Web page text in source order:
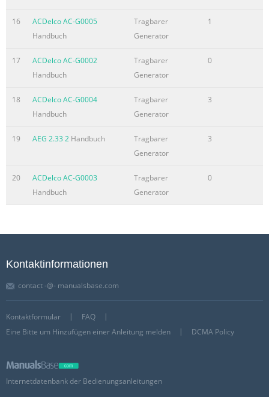
16
ACDelco AC-G0005
Handbuch
Tragbarer
Generator
1
17
ACDelco AC-G0002
Handbuch
Tragbarer
Generator
0
18
ACDelco AC-G0004
Handbuch
Tragbarer
Generator
3
19 AEG 2.33 2 Handbuch
Tragbarer
Generator
3
20
ACDelco AC-G0003
Handbuch
Tragbarer
Generator
0
Kontaktinformationen
contact -@- manualsbase.com
Kontaktformular
FAQ
Eine Bitte um Hinzufügen einer Anleitung melden
DCMA Policy
Internetdatenbank der Bedienungsanleitungen